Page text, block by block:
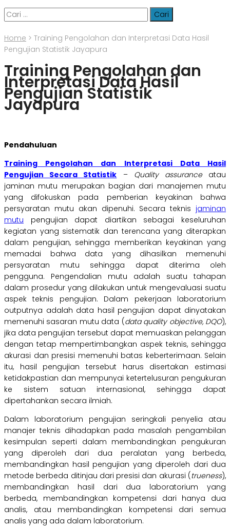
Cari
untuk:
Home > Training Pengolahan dan Interpretasi Data Hasil
Pengujian Statistik Jayapura
Training Pengolahan dan
Interpretasi Data Hasil
Pengujian Statistik
Jayapura
Pendahuluan
Training Pengolahan dan Interpretasi Data Hasil
Pengujian Secara Statistik – Quality assurance atau
jaminan mutu merupakan bagian dari manajemen mutu
yang difokuskan pada pemberian keyakinan bahwa
persyaratan mutu akan dipenuhi. Secara teknis jaminan
mutu pengujian dapat diartikan sebagai keseluruhan
kegiatan yang sistematik dan terencana yang diterapkan
dalam pengujian, sehingga memberikan keyakinan yang
memadai bahwa data yang dihasilkan memenuhi
persyaratan mutu sehingga dapat diterima oleh
pengguna. Pengendalian mutu adalah suatu tahapan
dalam prosedur yang dilakukan untuk mengevaluasi suatu
aspek teknis pengujian. Dalam pekerjaan laboratorium
outputnya adalah data hasil pengujian dapat dinyatakan
memenuhi sasaran mutu data (data quality objective, DQO),
jika data pengujian tersebut dapat memuaskan pelanggan
dengan tetap mempertimbangkan aspek teknis, sehingga
akurasi dan presisi memenuhi batas keberterimaan. Selain
itu, hasil pengujian tersebut harus disertakan estimasi
ketidakpastian dan mempunyai ketertelusuran pengukuran
ke sistem satuan internasional, sehingga dapat
dipertahankan secara ilmiah.
Dalam laboratorium pengujian seringkali penyelia atau
manajer teknis dihadapkan pada masalah pengambilan
kesimpulan seperti dalam membandingkan pengukuran
yang diperoleh dari dua peralatan yang berbeda,
membandingkan hasil pengujian yang diperoleh dari dua
metode berbeda ditinjau dari presisi dan akurasi (trueness),
membandingkan hasil dari dua laboratorium yang
berbeda, membandingkan kompetensi dari hanya dua
analis, atau membandingkan kompetensi dari semua
analis yang ada dalam laboratorium.